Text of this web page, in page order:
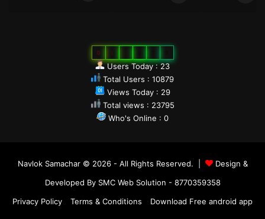
0 1
Users Today : 23
Total Users : 10879
Views Today : 29
Total views : 23795
Who's Online : 0
Navlok Samachar © 2026 - All Rights Reserved. |
Design &
Developed By SMC Web Solution - 8770359358
Privacy Policy
Terms & Conditions Download Free android app